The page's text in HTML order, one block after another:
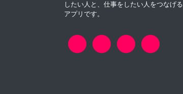
したい人と、仕事をしたい人をつなげる
アプリです。